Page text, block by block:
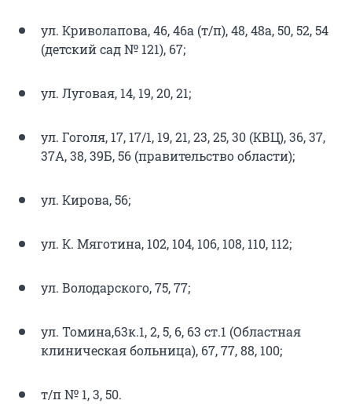
ул. Криволапова, 46, 46а (т/п), 48, 48а, 50, 52, 54
(детский сад № 121), 67;
ул. Луговая, 14, 19, 20, 21;
ул. Гоголя, 17, 17/1, 19, 21, 23, 25, 30 (КВЦ), 36, 37,
37А, 38, 39Б, 56 (правительство области);
ул. Кирова, 56;
ул. К. Мяготина, 102, 104, 106, 108, 110, 112;
ул. Володарского, 75, 77;
ул. Томина,63к.1, 2, 5, 6, 63 ст.1 (Областная
клиническая больница), 67, 77, 88, 100;
т/п № 1, 3, 50.